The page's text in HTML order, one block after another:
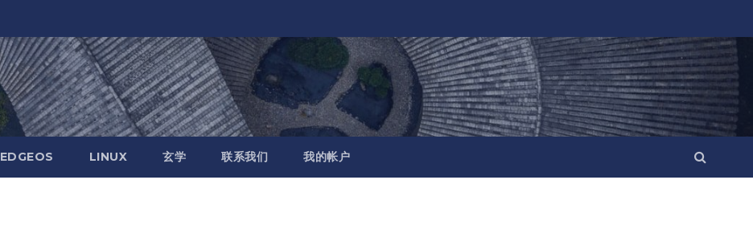
EDGEOS LINUX 玄学 联系我们 我的帐户